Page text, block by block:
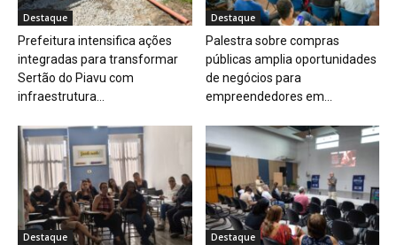
Destaque
Prefeitura intensifica ações
integradas para transformar
Sertão do Piavu com
infraestrutura...
Destaque
Palestra sobre compras
públicas amplia oportunidades
de negócios para
empreendedores em...
Destaque Destaque